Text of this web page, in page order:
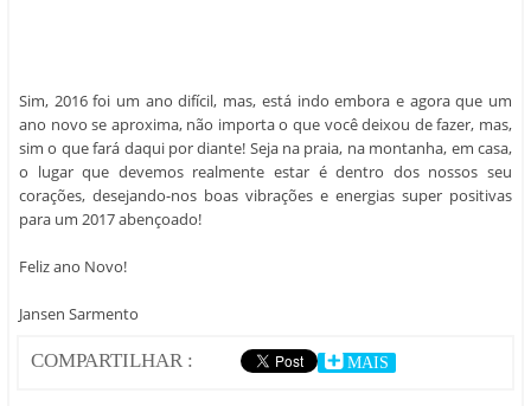
Sim, 2016 foi um ano difícil, mas, está indo embora e agora que um
ano novo se aproxima, não importa o que você deixou de fazer, mas,
sim o que fará daqui por diante! Seja na praia, na montanha, em casa,
o lugar que devemos realmente estar é dentro dos nossos seu
corações, desejando-nos boas vibrações e energias super positivas
para um 2017 abençoado!
Feliz ano Novo!
Jansen Sarmento
COMPARTILHAR : MAIS